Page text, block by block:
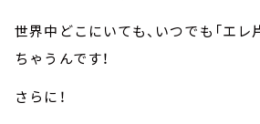
世界中どこにいても、いつでも「エレ
ちゃうんです！
さらに！